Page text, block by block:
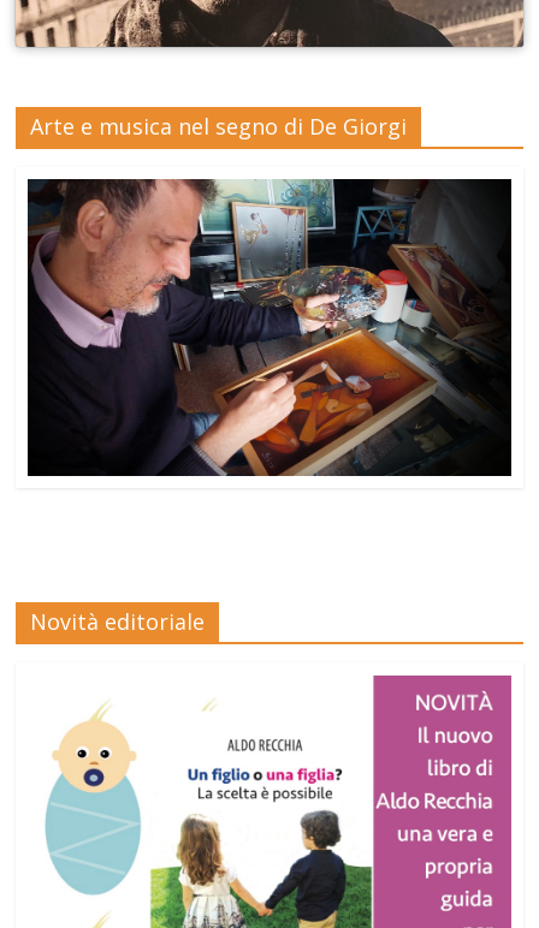
Arte e musica nel segno di De Giorgi
Novità editoriale